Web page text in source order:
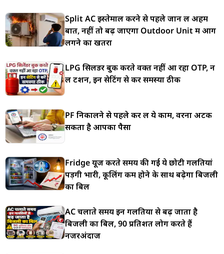
Split AC इस्तेमाल करने से पहले जान लें अहम
बातें, नहीं तो बढ़ जाएगा Outdoor Unit में आग
लगने का खतरा
LPG सिलेंडर बुक करते वक्त नहीं आ रहा OTP, न
लें टेंशन, इन सेटिंग से करें समस्या ठीक
PF निकालने से पहले कर लें ये काम, वरना अटक
सकता है आपका पैसा
Fridge यूज करते समय की गई ये छोटी गलतियां
पड़ेंगी भारी, कूलिंग कम होने के साथ बढ़ेगा बिजली
का बिल
AC चलाते समय इन गलतियों से बढ़ जाता है
बिजली का बिल, 90 प्रतिशत लोग करते हैं
नजरअंदाज